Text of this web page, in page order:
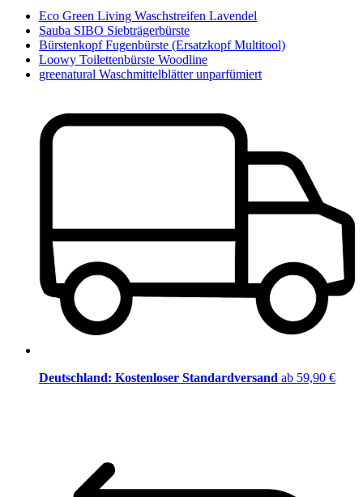
Eco Green Living Waschstreifen Lavendel
Sauba SIBO Siebträgerbürste
Bürstenkopf Fugenbürste (Ersatzkopf Multitool)
Loowy Toilettenbürste Woodline
greenatural Waschmittelblätter unparfümiert
Deutschland: Kostenloser Standardversand ab 59,90 €